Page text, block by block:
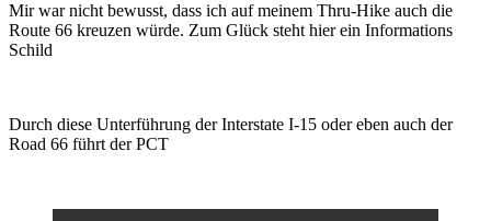
Mir war nicht bewusst, dass ich auf meinem Thru-Hike auch die
Route 66 kreuzen würde. Zum Glück steht hier ein Informations
Schild
Durch diese Unterführung der Interstate I-15 oder eben auch der
Road 66 führt der PCT